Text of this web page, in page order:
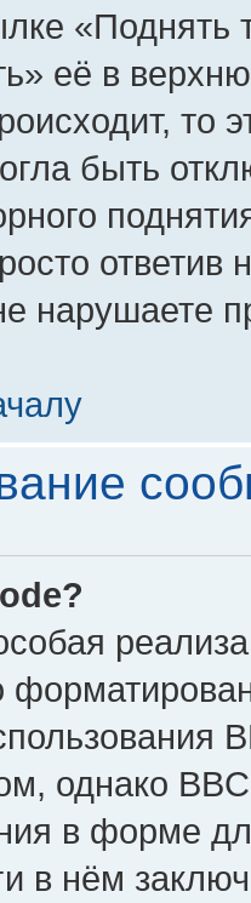
«Поднять
её в
то
быть
ответив
нарушаете
однако
в форме
в нём